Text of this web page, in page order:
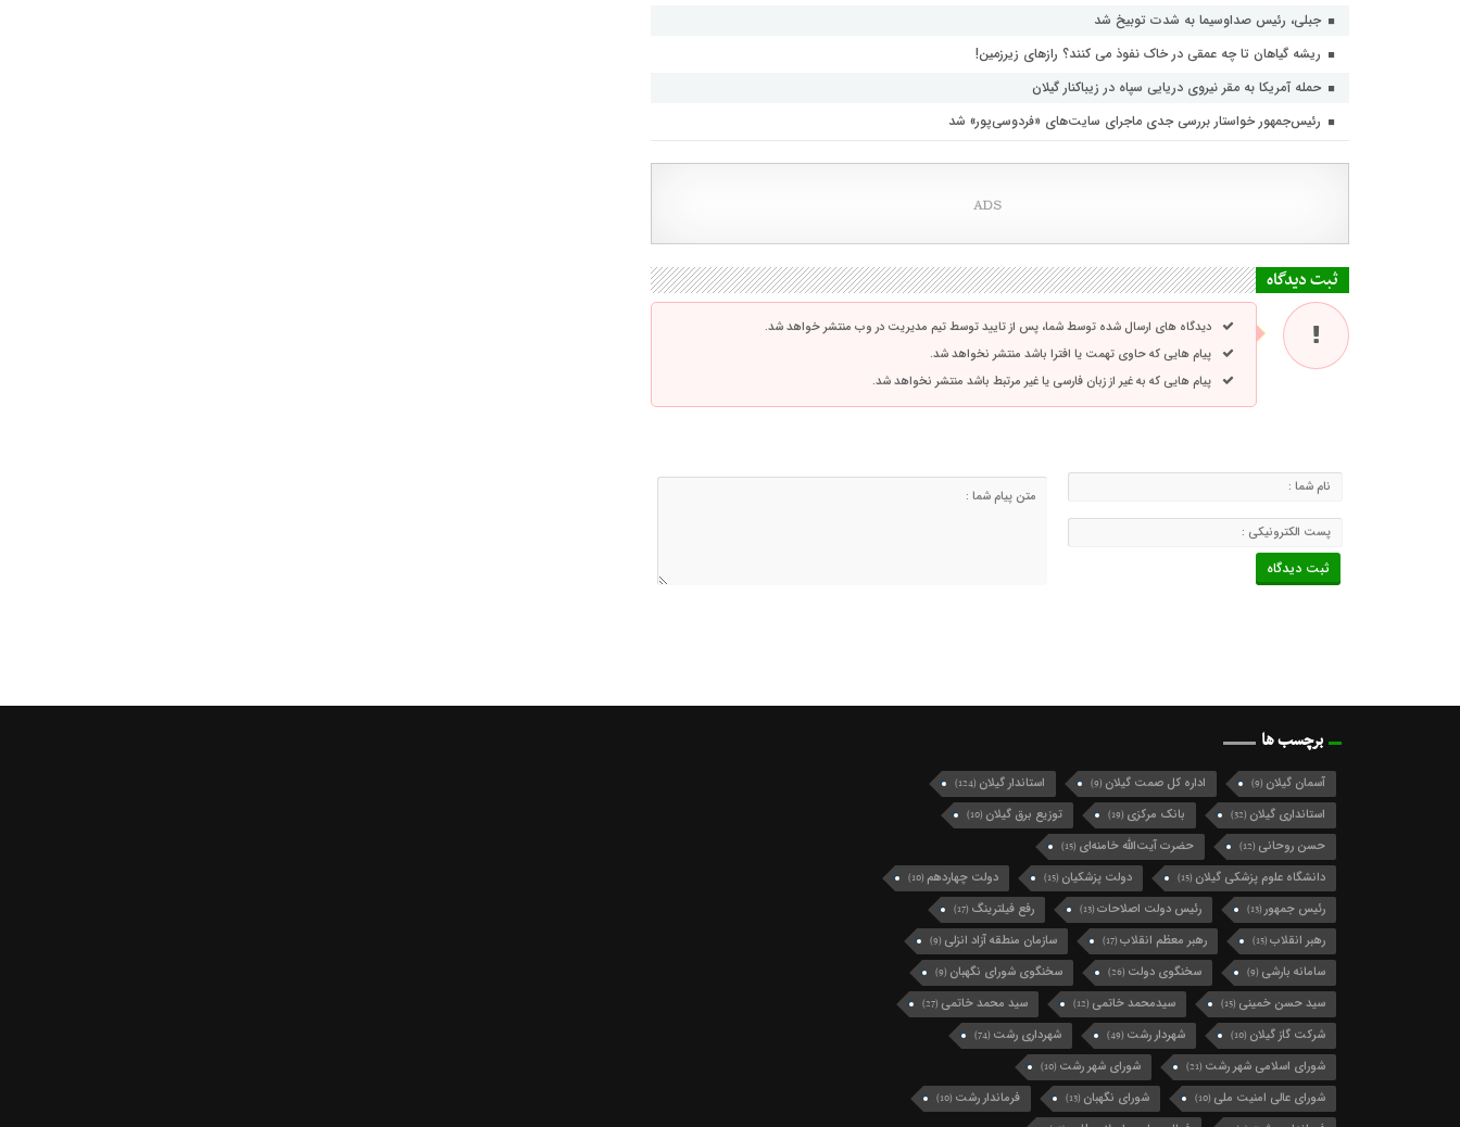
جبلی، رئیس صداوسیما به شدت توبیخ شد
ریشه گیاهان تا چه عمقی در خاک نفوذ می کنند؟ رازهای زیرزمین!
حمله آمریکا به مقر نیروی دریایی سپاه در زیباکنار گیلان
رئیس‌جمهور خواستار بررسی جدی ماجرای سایت‌های «فردوسی‌پور» شد
ثبت دیدگاه
دیدگاه های ارسال شده توسط شما، پس از تایید توسط تیم مدیریت در وب منتشر خواهد شد.
پیام هایی که حاوی تهمت یا افترا باشد منتشر نخواهد شد.
پیام هایی که به غیر از زبان فارسی یا غیر مرتبط باشد منتشر نخواهد شد.
برچسب ها
آسمان گیلان (9) اداره کل صمت گیلان (9) استاندار گیلان (124)
استانداری گیلان (32) بانک مرکزی (19) توزیع برق گیلان (10)
حسن روحانی (12) حضرت آیت‌الله خامنه‌ای (15)
دانشگاه علوم پزشکی گیلان (15) دولت پزشکیان (15) دولت چهاردهم (10)
رئیس جمهور(13) رئیس دولت اصلاحات(13) رفع فیلترینگ (17)
رهبر انقلاب(15) رهبر معظم انقلاب(17) سازمان منطقه آزاد انزلی (9)
سامانه بارشی (9) سخنگوی دولت (26) سخنگوی شورای نگهبان (9)
سید حسن خمینی (15) سیدمحمد خاتمی (12) سید محمد خاتمی (27)
شرکت گاز گیلان (10) شهردار رشت (49) شهرداری رشت (74)
شورای اسلامی شهر رشت (21) شورای شهر رشت (10)
شورای عالی امنیت ملی (10) شورای نگهبان (13) فرماندار رشت (10)